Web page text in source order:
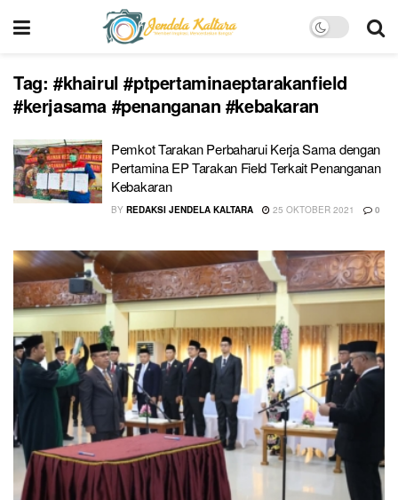
Tag: #khairul #ptpertaminaeptarakanfield
#kerjasama #penanganan #kebakaran
Pemkot Tarakan Perbaharui Kerja Sama dengan
Pertamina EP Tarakan Field Terkait Penanganan
Kebakaran
BY REDAKSI JENDELA KALTARA 25 OKTOBER 2021 0